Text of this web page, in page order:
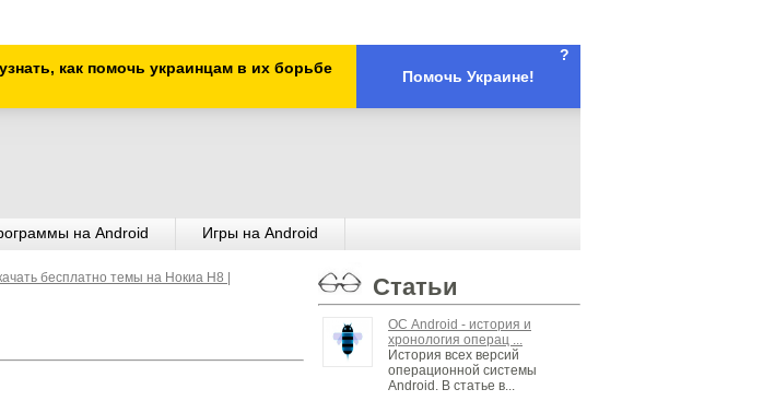
как помочь украинцам в их борьбе
Помочь Украине!
?
на Android Игры на Android
бесплатно темы на Нокиа Н8 |
Статьи
ОС Android - история и
хронология операц ...
История всех версий
операционной системы
Android. В статье в...